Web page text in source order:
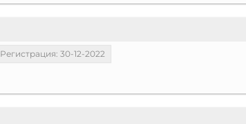
Регистрация: 30-12-2022